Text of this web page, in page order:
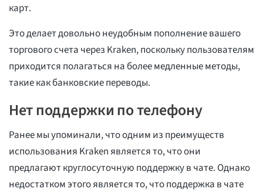
карт.
Это делает довольно неудобным пополнение вашего
торгового счета через Kraken, поскольку пользователям
приходится полагаться на более медленные методы,
такие как банковские переводы.
Нет поддержки по телефону
Ранее мы упоминали, что одним из преимуществ
использования Kraken является то, что они
предлагают круглосуточную поддержку в чате. Однако
недостатком этого является то, что поддержка в чате